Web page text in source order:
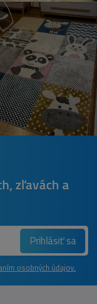
zľavách a
Prihlásiť sa
osobných údajov.